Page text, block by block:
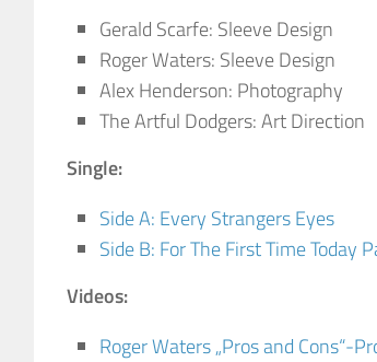
Gerald Scarfe: Sleeve Design
Roger Waters: Sleeve Design
Alex Henderson: Photography
The Artful Dodgers: Art Direction
Single:
Side A: Every Strangers Eyes
Side B: For The First Time Today
Videos:
Roger Waters „Pros and Cons“-